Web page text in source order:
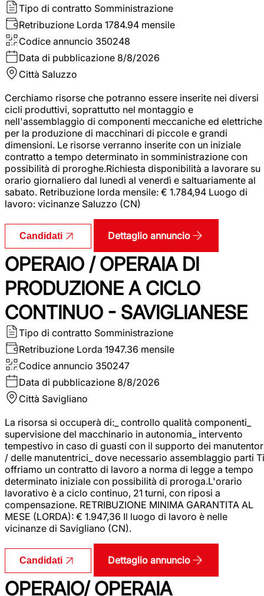
Tipo di contratto Somministrazione
Retribuzione Lorda 1784.94 mensile
Codice annuncio 350248
Data di pubblicazione 8/8/2026
Città Saluzzo
Cerchiamo risorse che potranno essere inserite nei diversi
cicli produttivi, soprattutto nel montaggio e
nell'assemblaggio di componenti meccaniche ed elettriche
per la produzione di macchinari di piccole e grandi
dimensioni. Le risorse verranno inserite con un iniziale
contratto a tempo determinato in somministrazione con
possibilità di proroghe.Richiesta disponibilità a lavorare su
orario giornaliero dal lunedì al venerdì e saltuariamente al
sabato. Retribuzione lorda mensile: € 1.784,94 Luogo di
lavoro: vicinanze Saluzzo (CN)
Candidati Dettaglio annuncio
OPERAIO / OPERAIA DI
PRODUZIONE A CICLO
CONTINUO - SAVIGLIANESE
Tipo di contratto Somministrazione
Retribuzione Lorda 1947.36 mensile
Codice annuncio 350247
Data di pubblicazione 8/8/2026
Città Savigliano
La risorsa si occuperà di:_ controllo qualità componenti_
supervisione del macchinario in autonomia_ intervento
tempestivo in caso di guasti con il supporto dei
/ delle manutentrici_ dove necessario assemblaggio parti Ti
offriamo un contratto di lavoro a norma di legge a tempo
determinato iniziale con possibilità di proroga.L'orario
lavorativo è a ciclo continuo, 21 turni, con riposi a
compensazione. RETRIBUZIONE MINIMA GARANTITA AL
MESE (LORDA): € 1.947,36 Il luogo di lavoro è nelle
vicinanze di Savigliano (CN).
Candidati Dettaglio annuncio
OPERAIO/ OPERAIA